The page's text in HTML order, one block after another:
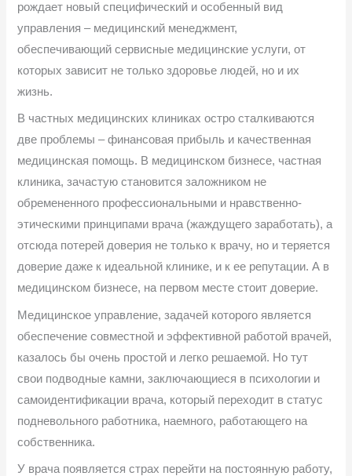
рождает новый специфический и особенный вид
управления – медицинский менеджмент,
обеспечивающий сервисные медицинские услуги, от
которых зависит не только здоровье людей, но и их
жизнь.
В частных медицинских клиниках остро сталкиваются
две проблемы – финансовая прибыль и качественная
медицинская помощь. В медицинском бизнесе, частная
клиника, зачастую становится заложником не
обремененного профессиональными и нравственно-
этическими принципами врача (жаждущего заработать), а
отсюда потерей доверия не только к врачу, но и теряется
доверие даже к идеальной клинике, и к ее репутации. А в
медицинском бизнесе, на первом месте стоит доверие.
Медицинское управление, задачей которого является
обеспечение совместной и эффективной работой врачей,
казалось бы очень простой и легко решаемой. Но тут
свои подводные камни, заключающиеся в психологии и
самоидентификации врача, который переходит в статус
подневольного работника, наемного, работающего на
собственника.
У врача появляется страх перейти на постоянную работу,